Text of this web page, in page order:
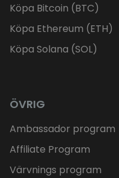
Köpa Bitcoin (BTC)
Köpa Ethereum (ETH)
Köpa Solana (SOL)
ÖVRIG
Ambassador program
Affiliate Program
Värvnings program